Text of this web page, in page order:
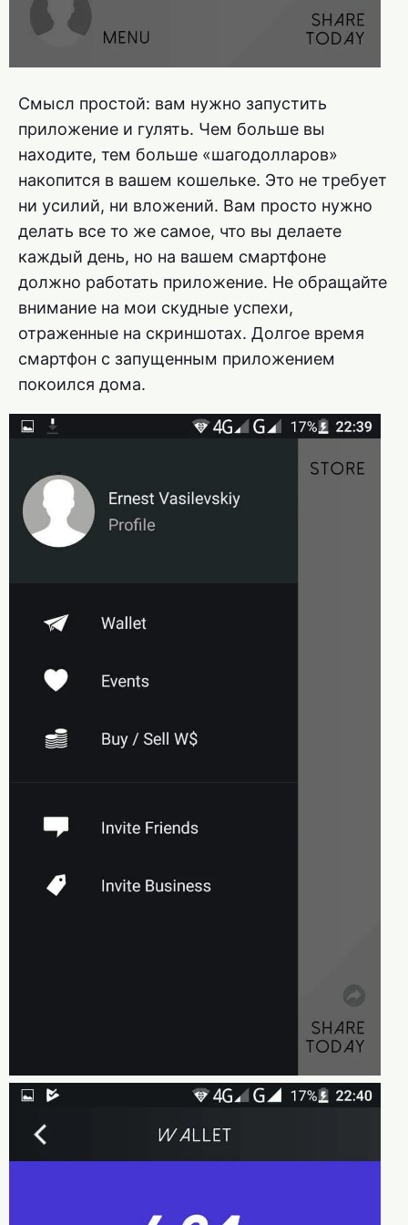
Смысл простой: вам нужно запустить
приложение и гулять. Чем больше вы
находите, тем больше «шагодолларов»
накопится в вашем кошельке. Это не требует
ни усилий, ни вложений. Вам просто нужно
делать все то же самое, что вы делаете
каждый день, но на вашем смартфоне
должно работать приложение. Не обращайте
внимание на мои скудные успехи,
отраженные на скриншотах. Долгое время
смартфон с запущенным приложением
покоился дома.